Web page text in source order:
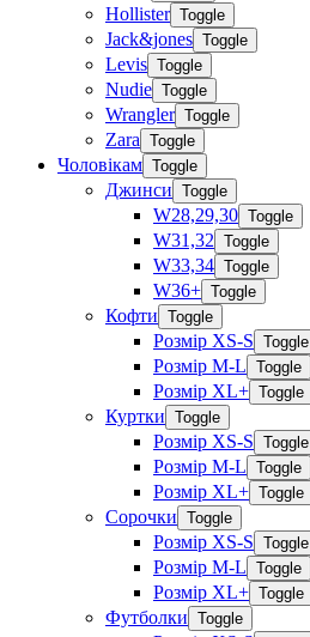
Hollister Toggle
Jack&jones Toggle
Levis Toggle
Nudie Toggle
Wrangler Toggle
Zara Toggle
Чоловікам Toggle
Джинси Toggle
W28,29,30 Toggle
W31,32 Toggle
W33,34 Toggle
W36+ Toggle
Кофти Toggle
Розмір XS-S Toggle
Розмір M-L Toggle
Розмір XL+ Toggle
Куртки Toggle
Розмір XS-S Toggle
Розмір M-L Toggle
Розмір XL+ Toggle
Сорочки Toggle
Розмір XS-S Toggle
Розмір M-L Toggle
Розмір XL+ Toggle
Футболки Toggle